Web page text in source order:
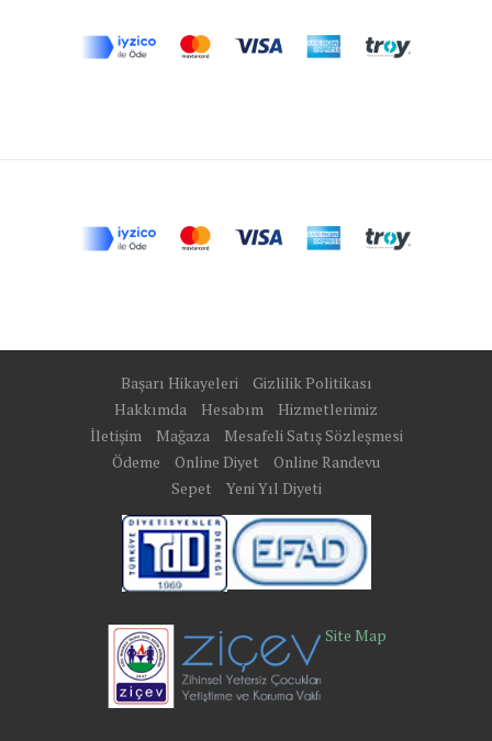
Başarı Hikayeleri
Gizlilik Politikası
Hakkımda
Hesabım
Hizmetlerimiz
İletişim
Mağaza
Mesafeli Satış Sözleşmesi
Ödeme
Online Diyet
Online Randevu
Sepet
Yeni Yıl Diyeti
Site Map